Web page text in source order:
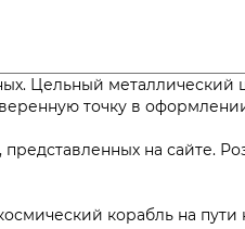
Цельный
точку в
на сайте.
корабль на